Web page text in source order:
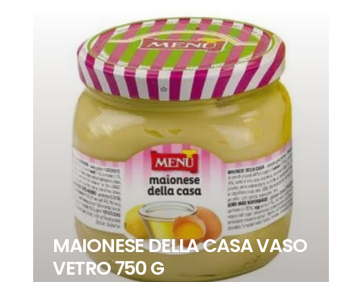
MAIONESE DELLA CASA VASO
VETRO 750 G